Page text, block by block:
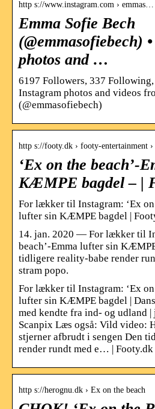
http s://www.instagram.com › emmas…
Emma Sofie Bech
(@emmasofiebech)
photos and …
6197 Followers, 337 Following,
Instagram photos and videos
(@emmasofiebech)
http s://footy.dk › footy-entertainment
‘Ex on the beach’-
KÆMPE bagdel – |
For lækker til Instagram: ‘Ex on
lufter sin KÆMPE bagdel |
14. jan. 2020 — For lækker til
beach’-Emma lufter sin
tidligere reality-babe render
stram popo.
For lækker til Instagram: ‘Ex on
lufter sin KÆMPE bagdel |
med kendte fra ind- og udland |
Scanpix Læs også: Vild video:
stjerner afbrudt i sengen Den
render rundt med e… | Footy.dk
http s://herognu.dk › Ex on the beach